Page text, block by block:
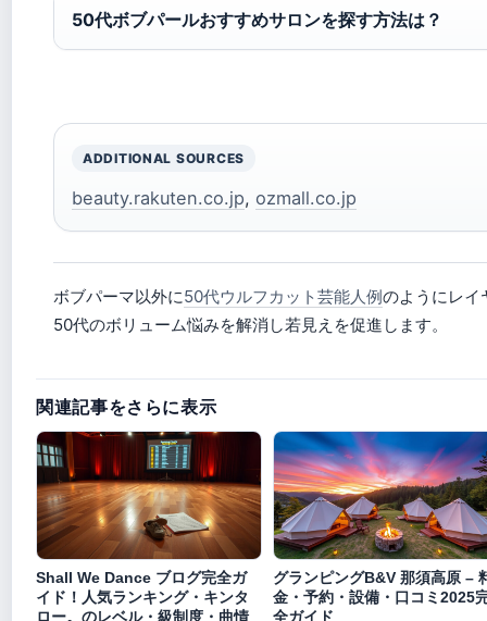
50代ボブパールおすすめサロンを探す方法は？
ADDITIONAL SOURCES
beauty.rakuten.co.jp, ozmall.co.jp
ボブパーマ以外に50代ウルフカット芸能人例のようにレイ
50代のボリューム悩みを解消し若見えを促進します。
関連記事をさらに表示
Shall We Dance ブログ完全ガ
イド！人気ランキング・キンタ
ロー。のレベル・級制度・曲情
グランピングB&V 那須高原 –
金・予約・設備・口コミ2025
全ガイド